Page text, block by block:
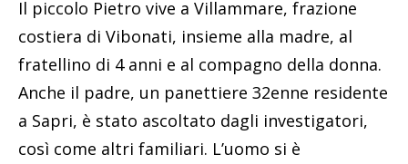
Il piccolo Pietro vive a Villammare, frazione
costiera di Vibonati, insieme alla madre, al
fratellino di 4 anni e al compagno della donna.
Anche il padre, un panettiere 32enne residente
a Sapri, è stato ascoltato dagli investigatori,
così come altri familiari. L’uomo si è